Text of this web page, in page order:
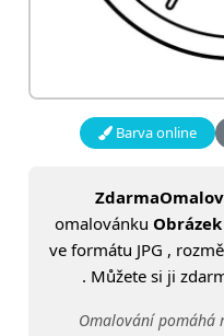
Barva online
omalovánku
ve formátu JPG ,
. Můžete si ji
Omalování